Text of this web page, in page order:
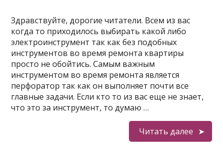
Здравствуйте, дорогие читатели. Всем из вас
когда то приходилось выбирать какой либо
электроинструмент так как без подобных
инструментов во время ремонта квартиры
просто не обойтись. Самым важным
инструментом во время ремонта является
перфоратор так как он выполняет почти все
главные задачи. Если кто то из вас еще не знает,
что это за инструмент, то думаю …
Читать далее